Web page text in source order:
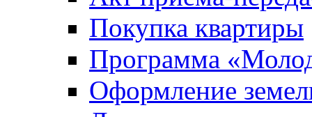
Покупка квартиры
Программа
Оформление